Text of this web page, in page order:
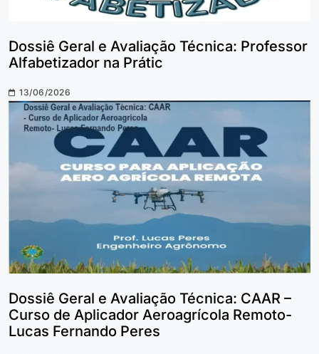
Dossiê Geral e Avaliação Técnica: Professor
Alfabetizador na Prátic
13/06/2026
Dossiê Geral e Avaliação Técnica: CAAR –
Curso de Aplicador Aeroagrícola Remoto-
Lucas Fernando Peres